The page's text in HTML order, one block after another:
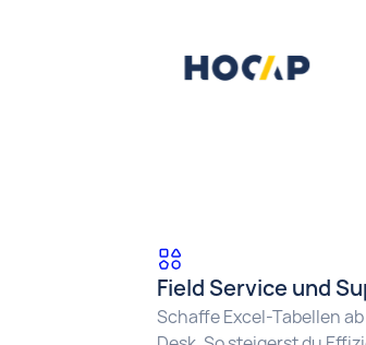
Field Service und
Schaffe Excel-Tabellen